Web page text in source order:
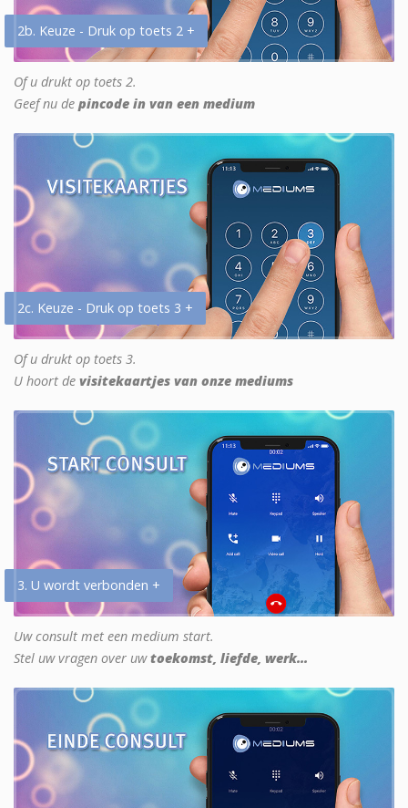
2b. Keuze - Druk op toets 2 +
Of u drukt op toets 2.
Geef nu de pincode in van een medium
2c. Keuze - Druk op toets 3 +
Of u drukt op toets 3.
U hoort de visitekaartjes van onze mediums
3. U wordt verbonden +
Uw consult met een medium start.
Stel uw vragen over uwtoekomst, liefde, werk...